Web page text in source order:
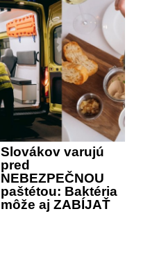
Slovákov varujú
pred
NEBEZPEČNOU
paštétou: Baktéria
môže aj ZABÍJAŤ